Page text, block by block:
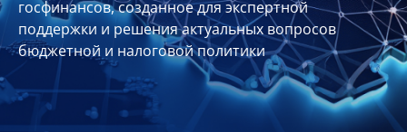
Участники
Планы
отчеты
Контакты
госфинансов, созданное для экспертной
поддержки и решения актуальных вопросов
бюджетной и налоговой политики